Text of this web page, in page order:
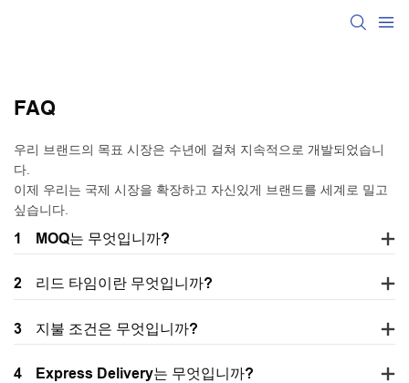
FAQ
우리 브랜드의 목표 시장은 수년에 걸쳐 지속적으로 개발되었습니
다.
이제 우리는 국제 시장을 확장하고 자신있게 브랜드를 세계로 밀고
싶습니다.
1 MOQ는 무엇입니까?
2 리드 타임이란 무엇입니까?
3 지불 조건은 무엇입니까?
4 Express Delivery는 무엇입니까?